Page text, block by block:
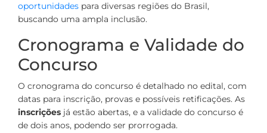
oportunidades para diversas regiões do Brasil,
buscando uma ampla inclusão.
Cronograma e Validade do
Concurso
O cronograma do concurso é detalhado no edital, com
datas para inscrição, provas e possíveis retificações. As
inscrições já estão abertas, e a validade do concurso é
de dois anos, podendo ser prorrogada.